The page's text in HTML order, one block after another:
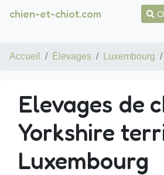
chien-et-chiot.com
Accueil Élevages Luxembourg
Elevages de
Yorkshire
Luxembourg